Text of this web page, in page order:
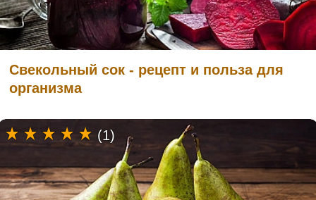
Свекольный сок - рецепт и польза для
организма
(1)